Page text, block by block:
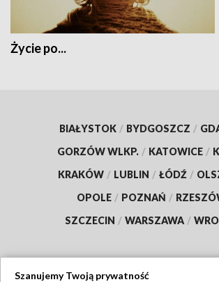
Życie po...
BIAŁYSTOK / BYDGOSZCZ /
GORZÓW WLKP. / KATOWICE /
KRAKÓW / LUBLIN / ŁÓDŹ /
OPOLE / POZNAŃ /
SZCZECIN / WARSZAWA /
Szanujemy Twoją prywatność